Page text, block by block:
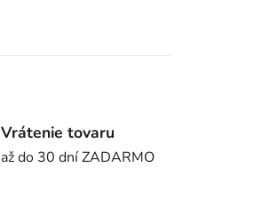
Vrátenie tovaru
až do 30 dní ZADARMO